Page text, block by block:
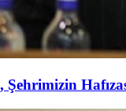
Şehrimizin